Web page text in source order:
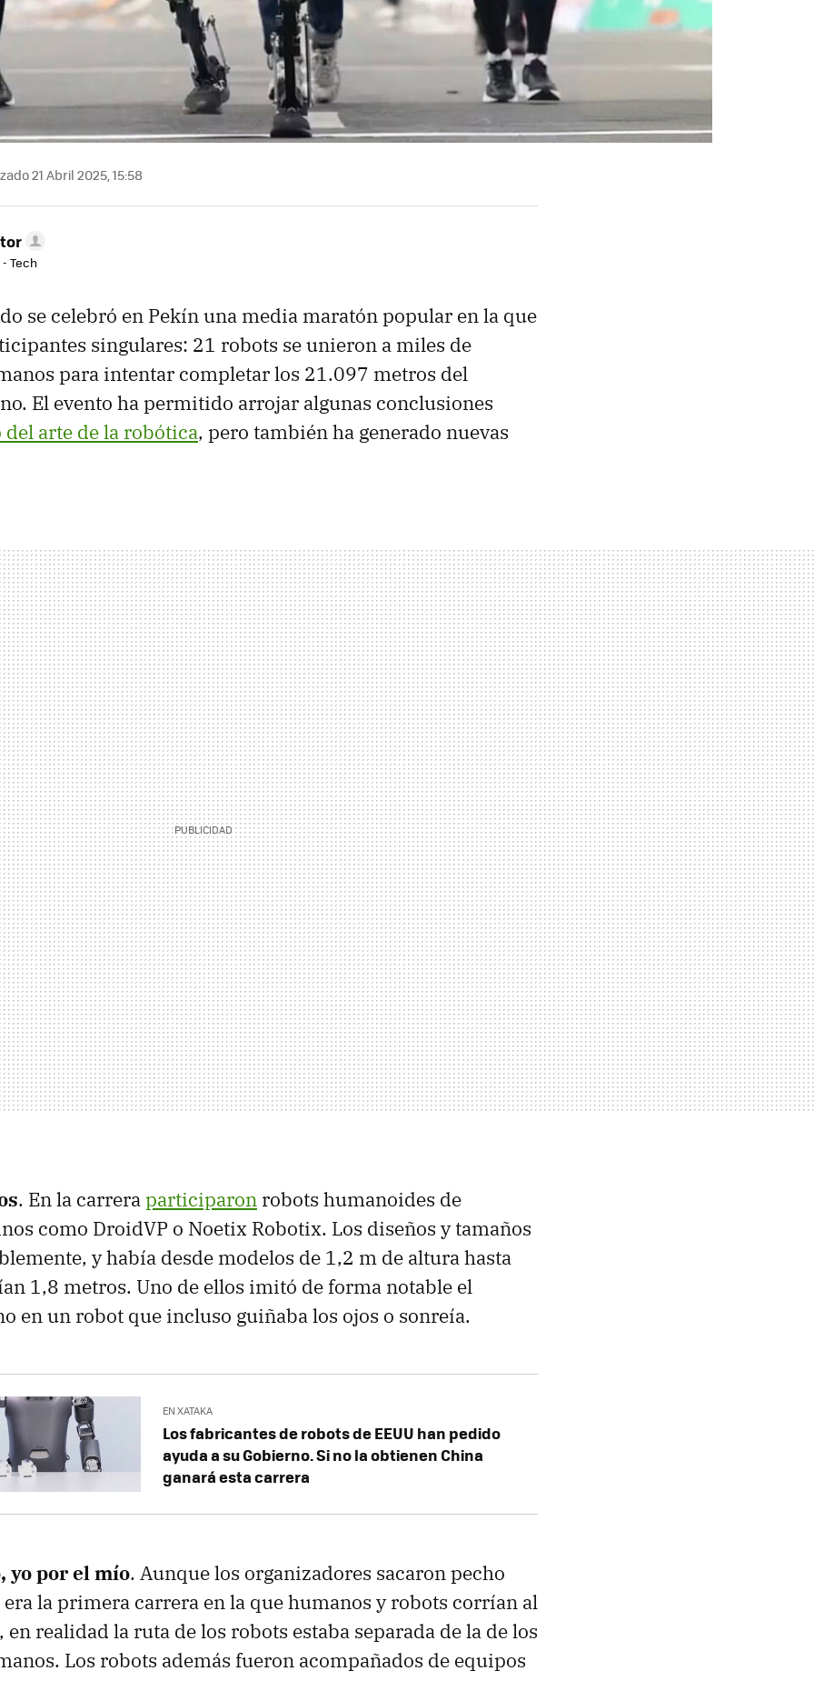
21 Abril 2025, 15:58
Tech
se celebró en Pekín una media maratón popular en la que
singulares: 21 robots se unieron a miles de
para intentar completar los 21.097 metros del
El evento ha permitido arrojar algunas conclusiones
del arte de la robótica, pero también ha generado nuevas
. En la carreraparticiparon robots humanoides de
como DroidVP o Noetix Robotix. Los diseños y tamaños
y había desde modelos de 1,2 m de altura hasta
1,8 metros. Uno de ellos imitó de forma notable el
en un robot que incluso guiñaba los ojos o sonreía.
EN XATAKA
Los fabricantes de robots de EEUU han pedido
ayuda a su Gobierno. Si no la obtienen China
ganará esta carrera
yo por el mío. Aunque los organizadores sacaron pecho
la primera carrera en la que humanos y robots corrían al
realidad la ruta de los robots estaba separada de la de los
Los robots además fueron acompañados de equipos